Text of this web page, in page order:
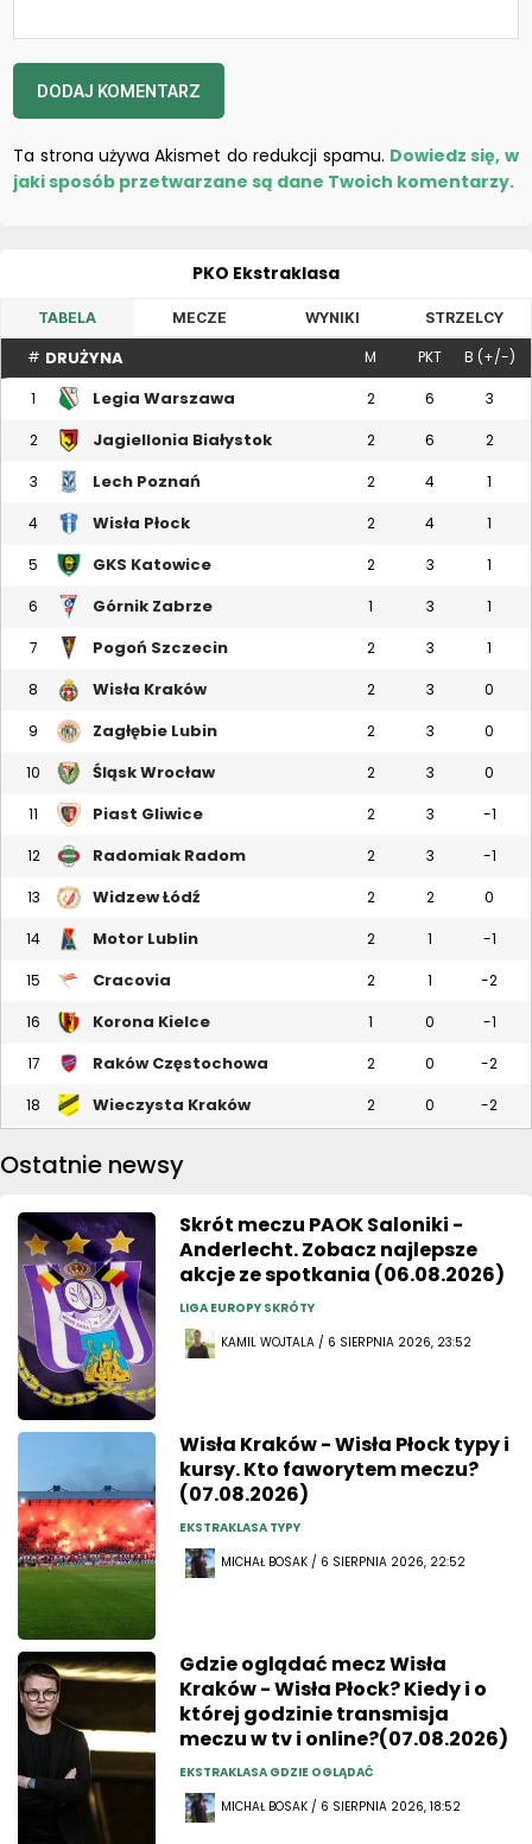
Ta strona używa Akismet do redukcji spamu. Dowiedz się, w
jaki sposób przetwarzane są dane Twoich komentarzy.
PKO Ekstraklasa
TABELA MECZE WYNIKI STRZELCY
# DRUŻYNA M PKT B (+/-)
1 Legia Warszawa 2 6 3
2 Jagiellonia Białystok 2 6 2
3 Lech Poznań 2 4 1
4 Wisła Płock 2 4 1
5 GKS Katowice 2 3 1
6 Górnik Zabrze 1 3 1
7 Pogoń Szczecin 2 3 1
8 Wisła Kraków 2 3 0
9 Zagłębie Lubin 2 3 0
10 Śląsk Wrocław 2 3 0
11 Piast Gliwice 2 3 -1
12 Radomiak Radom 2 3 -1
13 Widzew Łódź 2 2 0
14 Motor Lublin 2 1 -1
15 Cracovia 2 1 -2
16 Korona Kielce 1 0 -1
17 Raków Częstochowa 2 0 -2
18 Wieczysta Kraków 2 0 -2
Ostatnie newsy
Skrót meczu PAOK Saloniki -
Anderlecht. Zobacz najlepsze
akcje ze spotkania (06.08.2026)
LIGA EUROPY SKRÓTY
KAMIL WOJTALA / 6 SIERPNIA 2026, 23:52
Wisła Kraków - Wisła Płock typy i
kursy. Kto faworytem meczu?
(07.08.2026)
EKSTRAKLASA TYPY
MICHAŁ BOSAK / 6 SIERPNIA 2026, 22:52
Gdzie oglądać mecz Wisła
Kraków - Wisła Płock? Kiedy i o
której godzinie transmisja
meczu w tv i online?(07.08.2026)
EKSTRAKLASA GDZIE OGLĄDAĆ
MICHAŁ BOSAK / 6 SIERPNIA 2026, 18:52